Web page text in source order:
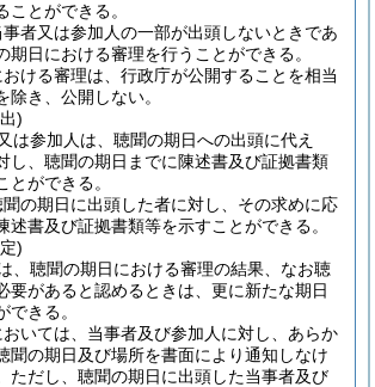
ことができる。
者又は参加人の一部が出頭しないときであ
期日における審理を行うことができる。
ける審理は、行政庁が公開することを相当
除き、公開しない。
)
は参加人は、聴聞の期日への出頭に代え
し、聴聞の期日までに陳述書及び証拠書類
とができる。
の期日に出頭した者に対し、その求めに応
述書及び証拠書類等を示すことができる。
)
、聴聞の期日における審理の結果、なお聴
要があると認めるときは、更に新たな期日
できる。
いては、当事者及び参加人に対し、あらか
聞の期日及び場所を書面により通知しなけ
ただし、聴聞の期日に出頭した当事者及び